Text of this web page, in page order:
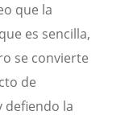
que la
es sencilla,
se convierte
de
defiendo la